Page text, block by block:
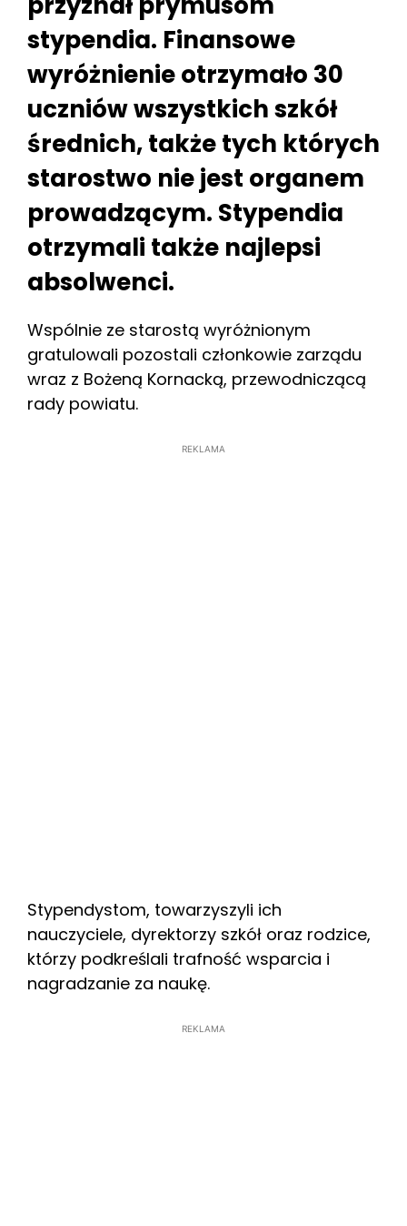
stypendia. Finansowe
wyróżnienie otrzymało 30
uczniów wszystkich szkół
średnich, także tych których
starostwo nie jest organem
prowadzącym. Stypendia
otrzymali także najlepsi
absolwenci.
Wspólnie ze starostą wyróżnionym
gratulowali pozostali członkowie zarządu
wraz z Bożeną Kornacką, przewodniczącą
rady powiatu.
REKLAMA
Stypendystom, towarzyszyli ich
nauczyciele, dyrektorzy szkół oraz rodzice,
którzy podkreślali trafność wsparcia i
nagradzanie za naukę.
REKLAMA